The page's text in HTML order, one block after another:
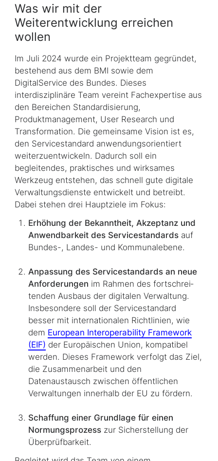
Was wir mit der
Weiterentwicklung erreichen
wollen
Im Juli 2024 wurde ein Projektteam gegründet,
bestehend aus dem BMI sowie dem
DigitalService des Bundes. Dieses
interdisziplinäre Team vereint Fachexpertise aus
den Bereichen Standardisierung,
Produktmanagement, User Research und
Transformation. Die gemeinsame Vision ist es,
den Servicestandard anwendungsorientiert
weiterzu­ent­wi­ckeln. Dadurch soll ein
begleitendes, praktisches und wirksames
Werkzeug entstehen, das schnell gute digitale
Verwaltungsdienste entwickelt und betreibt.
Dabei stehen drei Hauptziele im Fokus:
Erhöhung der Bekanntheit, Akzeptanz und
Anwendbarkeit des Servicestandards auf
Bundes-, Landes- und Kommunalebene.
Anpassung des Servicestandards an neue
Anforderungen im Rahmen des fortschrei­
tenden Ausbaus der digitalen Verwaltung.
Insbesondere soll der Servicestandard
besser mit internationalen Richtlinien, wie
dem European Interoperability Framework
(EIF) der Europäischen Union, kompatibel
werden. Dieses Framework verfolgt das Ziel,
die Zusammenarbeit und den
Datenaustausch zwischen öffentlichen
Verwaltungen innerhalb der EU zu fördern.
Schaffung einer Grundlage für einen
Normungsprozess zur Sicherstellung der
Überprüfbarkeit.